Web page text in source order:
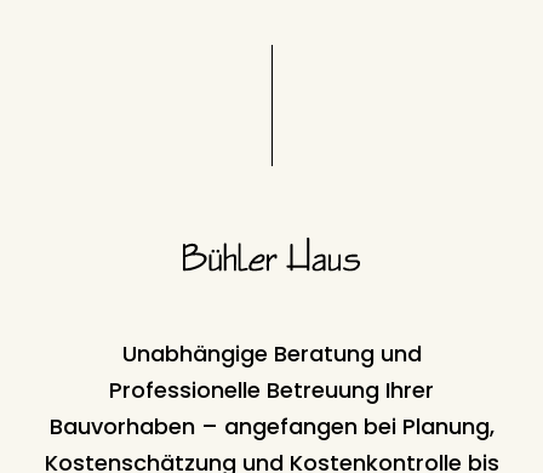
Unabhängige Beratung und
Professionelle Betreuung Ihrer
Bauvorhaben – angefangen bei Planung,
Kostenschätzung und Kostenkontrolle bis